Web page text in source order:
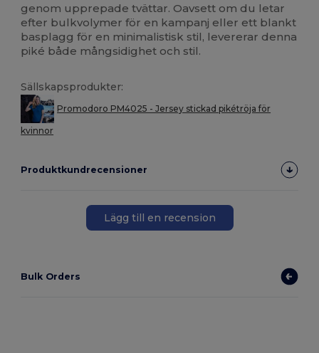
genom upprepade tvättar. Oavsett om du letar
efter bulkvolymer för en kampanj eller ett blankt
basplagg för en minimalistisk stil, levererar denna
piké både mångsidighet och stil.
Sällskapsprodukter:
Promodoro PM4025 - Jersey stickad pikétröja för
kvinnor
Produktkundrecensioner
Lägg till en recension
Bulk Orders